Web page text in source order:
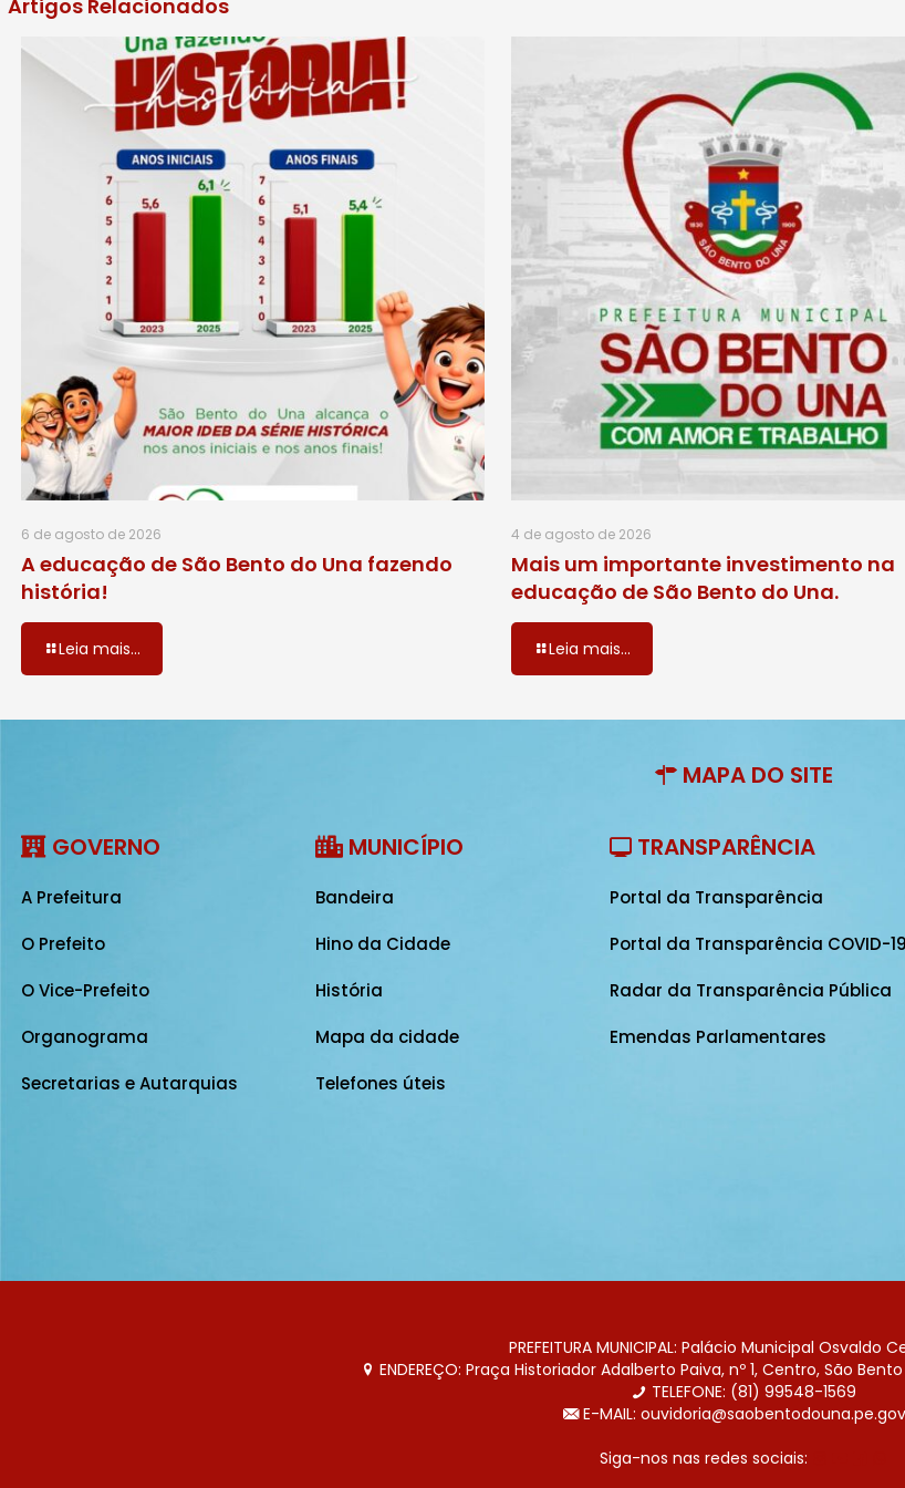
Artigos Relacionados
6 de agosto de 2026
A educação de São Bento do Una fazendo
história!
Leia mais...
4 de agosto de 2026
Mais um importante investimento na
educação de São Bento do Una.
Leia mais...
MAPA DO SITE
GOVERNO
A Prefeitura
O Prefeito
O Vice-Prefeito
Organograma
Secretarias e Autarquias
MUNICÍPIO
Bandeira
Hino da Cidade
História
Mapa da cidade
Telefones úteis
TRANSPARÊNCIA
Portal da Transparência
Portal da Transparência COVID-19
Radar da Transparência Pública
Emendas Parlamentares
PREFEITURA MUNICIPAL: Palácio Municipal Osvaldo
ENDEREÇO: Praça Historiador Adalberto Paiva, nº 1, Centro, São
TELEFONE: (81) 99548-1569
E-MAIL:
Siga-nos nas redes sociais: